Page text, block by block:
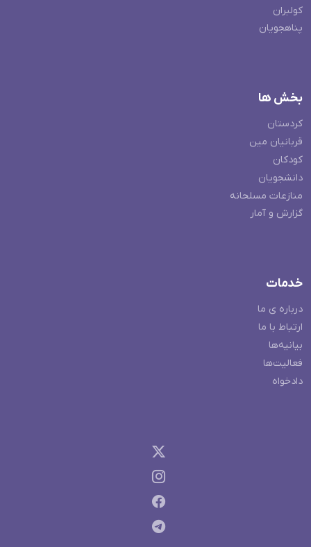
کولبران
پناهجویان
بخش ها
کردستان
قربانیان مین
کودکان
دانشجویان
منازعات مسلحانه
گزارش و آمار
خدمات
درباره ی ما
ارتباط با ما
بیانیه‌ها
فعالیت‌ها
دادخواه